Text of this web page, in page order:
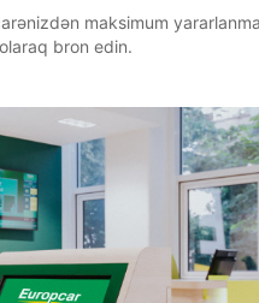
maksimum
bron edin.